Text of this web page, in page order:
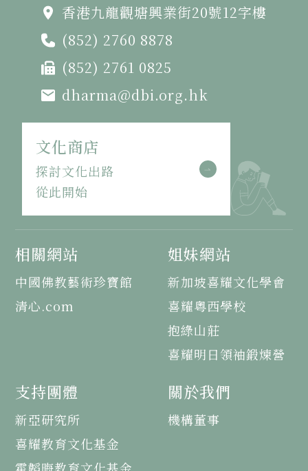
香港九龍觀塘興業街20號12字樓
(852) 2760 8878
(852) 2761 0825
dharma@dbi.org.hk
文化商店
探討文化出路
從此開始
相關網站
中國佛教藝術珍寶館
清心.com
姐妹網站
新加坡喜耀文化學會
喜耀粵西學校
抱綠山莊
喜耀明日領袖鍛煉營
支持團體
新亞研究所
喜耀教育文化基金
關於我們
機構董事